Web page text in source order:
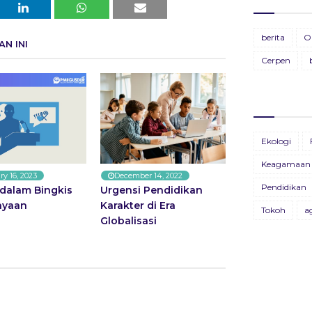
INI
16, 2023
Bingkis
December 14, 2022
Urgensi Pendidikan
Karakter di Era
Globalisasi
berita
Cerpen
Ekologi
Keagamaan
Pendidikan
Tokoh